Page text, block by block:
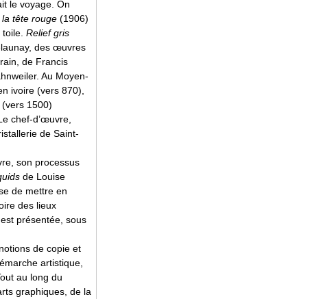
le voyage. On
tête rouge (1906)
Relief gris
des œuvres
de Francis
Au Moyen-
ivoire (vers 870),
(vers 1500)
chef-d’œuvre,
de Saint-
son processus
de Louise
de mettre en
des lieux
présentée, sous
de copie et
artistique,
au long du
graphiques, de la